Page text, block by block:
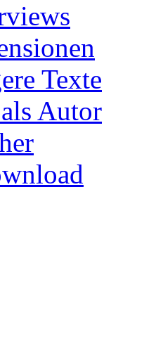
Texte
Autor